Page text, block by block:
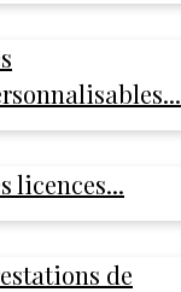
licences...
de